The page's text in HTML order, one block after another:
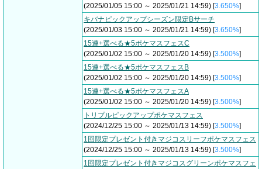
(2025/01/05 15:00 ～ 2025/01/21 14:59) [3.650%]
キバナピックアップシーズン限定Bサーチ
(2025/01/03 15:00 ～ 2025/01/21 14:59) [3.650%]
15連+選べる★5ポケマスフェスC
(2025/01/02 15:00 ～ 2025/01/20 14:59) [3.500%]
15連+選べる★5ポケマスフェスB
(2025/01/02 15:00 ～ 2025/01/20 14:59) [3.500%]
15連+選べる★5ポケマスフェスA
(2025/01/02 15:00 ～ 2025/01/20 14:59) [3.500%]
トリプルピックアップポケマスフェス
(2024/12/25 15:00 ～ 2025/01/13 14:59) [3.500%]
1回限定プレゼント付きマジコスリーフポケマスフェス
(2024/12/25 15:00 ～ 2025/01/13 14:59) [3.500%]
1回限定プレゼント付きマジコスグリーンポケマスフェ